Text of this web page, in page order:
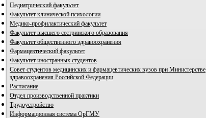
Педиатрический факультет
Факультет клинической психологии
Медико-профилактический факультет
Факультет высшего сестринского образования
Факультет общественного здравоохранения
Фармацевтический факультет
Факультет иностранных студентов
Совет студентов медицинских и фармацевтических вузов при Министерстве
здравоохранения Российской Федерации
Расписание
Отдел производственной практики
Трудоустройство
Информационная система ОрГМУ